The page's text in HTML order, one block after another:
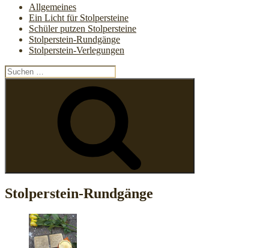
Allgemeines
Ein Licht für Stolpersteine
Schüler putzen Stolpersteine
Stolperstein-Rundgänge
Stolperstein-Verlegungen
Suchen
nach:
Stolperstein-Rundgänge